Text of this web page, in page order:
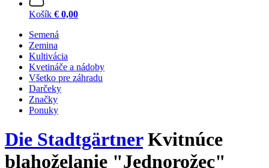
Košík € 0,00
Semená
Zemina
Kultivácia
Kvetináče a nádoby
Všetko pre záhradu
Darčeky
Značky
Ponuky
Die StadtgärtnerKvitnúce
blahoželanie "Jednorožec"